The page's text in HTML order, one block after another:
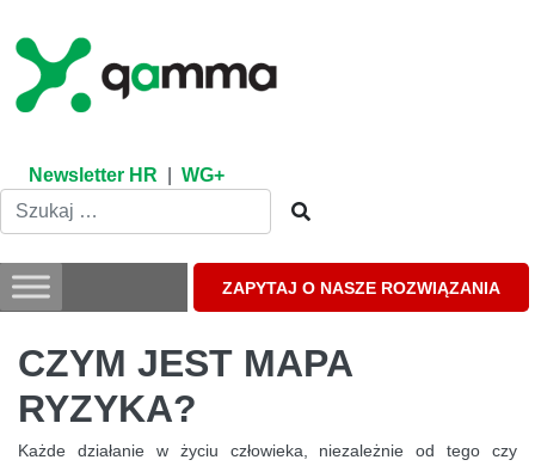
content
Newsletter HR WG+
ZAPYTAJ O NASZE ROZWIĄZANIA
CZYM JEST MAPA
RYZYKA?
Każde działanie w życiu człowieka, niezależnie od tego czy